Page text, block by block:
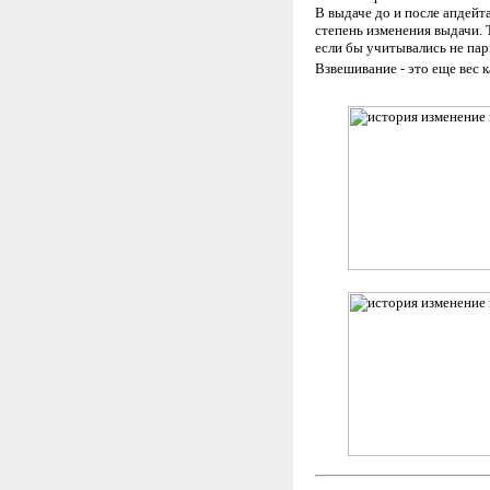
В выдаче до и после
степень изменения выдачи.
если бы учитывались не
Взвешивание - это еще вес